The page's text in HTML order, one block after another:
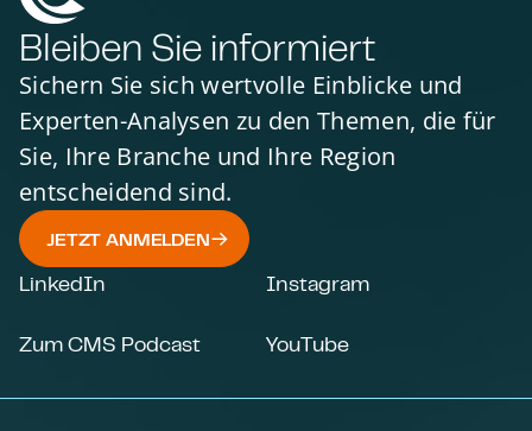
Bleiben Sie informiert
Sichern Sie sich wertvolle Einblicke und
Experten-Analysen zu den Themen, die für
Sie, Ihre Branche und Ihre Region
entscheidend sind.
JETZT ANMELDEN
LinkedIn Instagram
Zum CMS Podcast YouTube